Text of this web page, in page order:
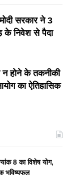
सरकार ने 3
के निवेश से पैदा
न होने के तकनीकी
का ऐतिहासिक
8 का विशेष योग,
भविष्यफल